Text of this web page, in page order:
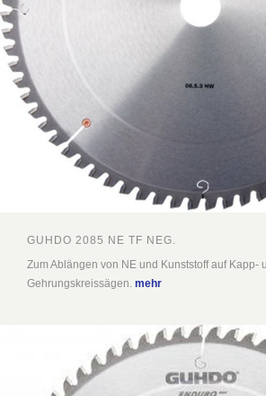
GUHDO 2085 NE TF NEG.
Zum Ablängen von NE und Kunststoff auf Kapp-
Gehrungskreissägen. mehr